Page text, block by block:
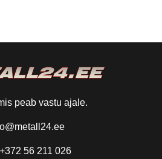
peab vastu ajale.
56 211 026